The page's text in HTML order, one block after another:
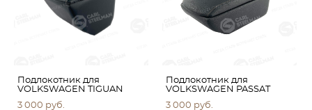
Подлокотник для
VOLKSWAGEN TIGUAN
3 000 pуб.
Подлокотник для
VOLKSWAGEN PASSAT
3 000 pуб.